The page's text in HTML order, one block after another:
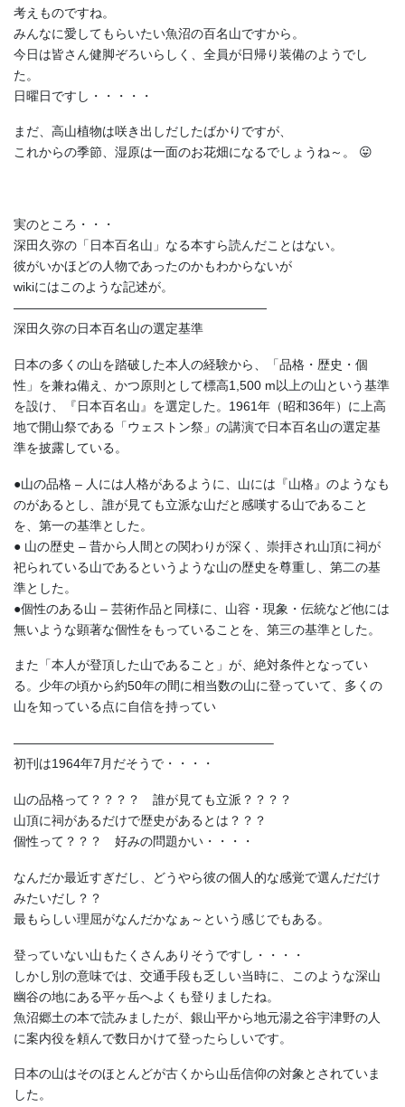
考えものですね。
みんなに愛してもらいたい魚沼の百名山ですから。
今日は皆さん健脚ぞろいらしく、全員が日帰り装備のようでし
た。
日曜日ですし・・・・・
まだ、高山植物は咲き出しだしたばかりですが、
これからの季節、湿原は一面のお花畑になるでしょうね～。 😛
実のところ・・・
深田久弥の「日本百名山」なる本すら読んだことはない。
彼がいかほどの人物であったのかもわからないが
wikiにはこのような記述が。
————————————————————
深田久弥の日本百名山の選定基準
日本の多くの山を踏破した本人の経験から、「品格・歴史・個
性」を兼ね備え、かつ原則として標高1,500 m以上の山という基準
を設け、『日本百名山』を選定した。1961年（昭和36年）に上高
地で開山祭である「ウェストン祭」の講演で日本百名山の選定基
準を披露している。
●山の品格 – 人には人格があるように、山には『山格』のようなも
のがあるとし、誰が見ても立派な山だと感嘆する山であること
を、第一の基準とした。
● 山の歴史 – 昔から人間との関わりが深く、崇拝され山頂に祠が
祀られている山であるというような山の歴史を尊重し、第二の基
準とした。
●個性のある山 – 芸術作品と同様に、山容・現象・伝統など他には
無いような顕著な個性をもっていることを、第三の基準とした。
また「本人が登頂した山であること」が、絶対条件となってい
る。少年の頃から約50年の間に相当数の山に登っていて、多くの
山を知っている点に自信を持ってい
————————————————————–
初刊は1964年7月だそうで・・・・
山の品格って？？？？ 誰が見ても立派？？？？
山頂に祠があるだけで歴史があるとは？？？
個性って？？？ 好みの問題かい・・・・
なんだか最近すぎだし、どうやら彼の個人的な感覚で選んだだけ
みたいだし？？
最もらしい理屈がなんだかなぁ～という感じでもある。
登っていない山もたくさんありそうですし・・・・
しかし別の意味では、交通手段も乏しい当時に、このような深山
幽谷の地にある平ヶ岳へよくも登りましたね。
魚沼郷土の本で読みましたが、銀山平から地元湯之谷宇津野の人
に案内役を頼んで数日かけて登ったらしいです。
日本の山はそのほとんどが古くから山岳信仰の対象とされていま
した。